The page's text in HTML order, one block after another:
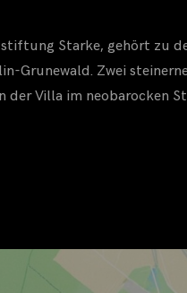
Starke, gehört zu
Grunewald. Zwei
der Villa im neobarocken